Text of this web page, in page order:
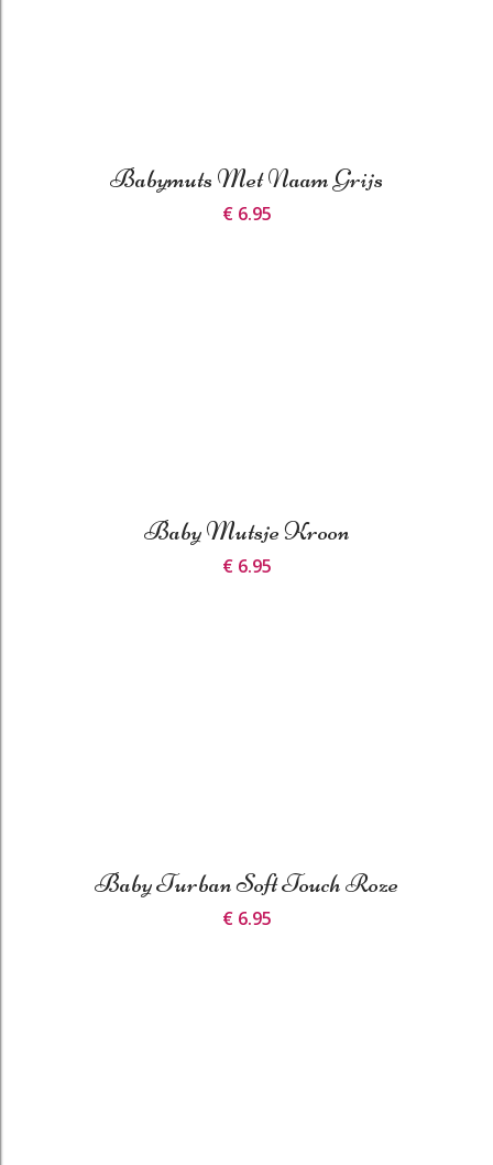
Babymuts Met Naam Grijs
€ 6.95
Baby Mutsje Kroon
€ 6.95
Baby Turban Soft Touch Roze
€ 6.95